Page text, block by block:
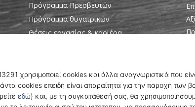
Πρόγραμμα Πρεσβευτών
Πρόγραμμα θυγατρικών
Θέσεις εργασίας & καριέρα